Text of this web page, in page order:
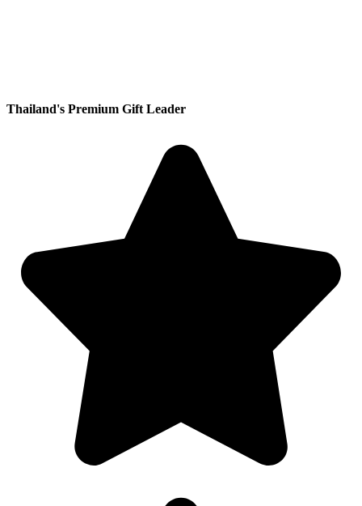
Thailand's Premium Gift Leader